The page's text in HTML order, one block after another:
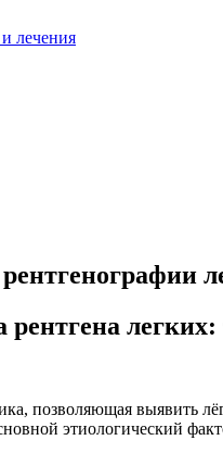
лечения
легких:
позволяющая выявить
этиологический